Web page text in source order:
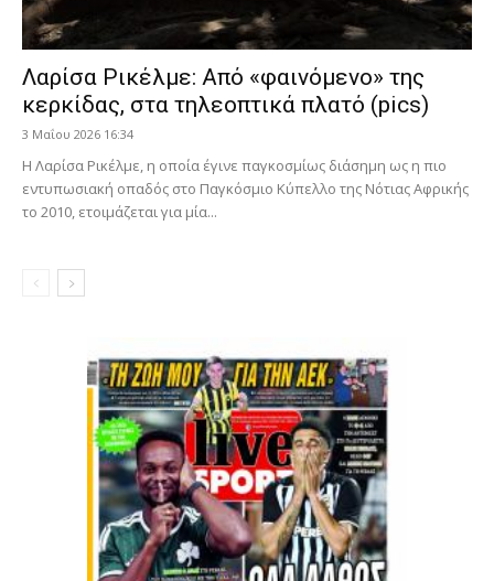
Λαρίσα Ρικέλμε: Από «φαινόμενο» της
κερκίδας, στα τηλεοπτικά πλατό (pics)
3 Μαΐου 2026 16:34
Η Λαρίσα Ρικέλμε, η οποία έγινε παγκοσμίως διάσημη ως η πιο
εντυπωσιακή οπαδός στο Παγκόσμιο Κύπελλο της Νότιας Αφρικής
το 2010, ετοιμάζεται για μία...